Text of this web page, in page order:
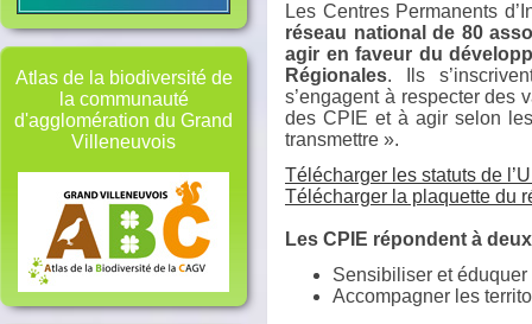
Atlas de la biodiversité de
la communauté
d'agglomération du Grand
Villeneuvois
Les Centres Permanents
réseau national de 80
agir en faveur du
Régionales. Ils
s’engagent à respecter des
des CPIE et à agir selon
transmettre ».
Télécharger les statuts de
Télécharger la plaquette du
Les CPIE répondent à
Sensibiliser et
Accompagner les